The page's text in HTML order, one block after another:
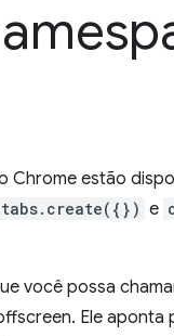
Chrome estão
e
você possa
Ele aponta